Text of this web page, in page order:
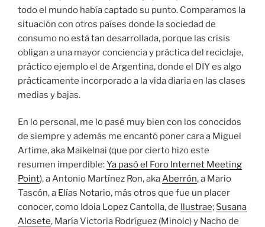
todo el mundo había captado su punto. Comparamos la
situación con otros países donde la sociedad de
consumo no está tan desarrollada, porque las crisis
obligan a una mayor conciencia y práctica del reciclaje,
práctico ejemplo el de Argentina, donde el DIY es algo
prácticamente incorporado a la vida diaria en las clases
medias y bajas.
En lo personal, me lo pasé muy bien con los conocidos
de siempre y además me encantó poner cara a Miguel
Artime, aka Maikelnai (que por cierto hizo este
resumen imperdible:Ya pasó el Foro Internet Meeting
Point), a Antonio Martínez Ron, akaAberrón, a Mario
Tascón, a Elías Notario, más otros que fue un placer
conocer, como Idoia Lopez Cantolla, de Ilustrae; Susana
Alosete, María Victoria Rodríguez (Minoic) y Nacho de